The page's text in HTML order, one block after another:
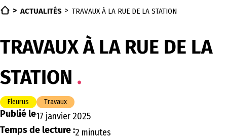
ACTUALITÉS TRAVAUX À LA RUE DE LA STATION
TRAVAUX À LA RUE DE LA
STATION
Fleurus Travaux
Publié le17 janvier 2025
Temps de lecture :2 minutes